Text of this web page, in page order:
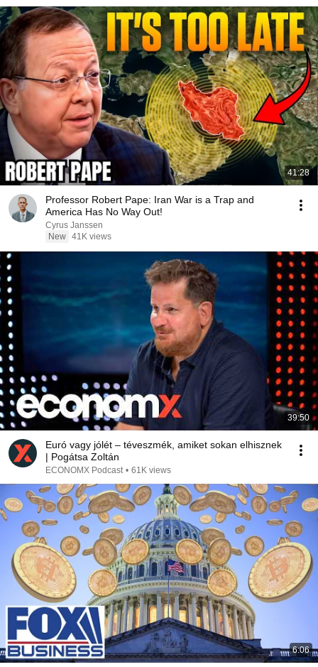
41:28
Professor Robert Pape: Iran War is a Trap and
America Has No Way Out!
Cyrus Janssen
New 41K views
39:50
Euró vagy jólét – téveszmék, amiket sokan elhisznek
| Pogátsa Zoltán
ECONOMX Podcast • 61K views
6:06